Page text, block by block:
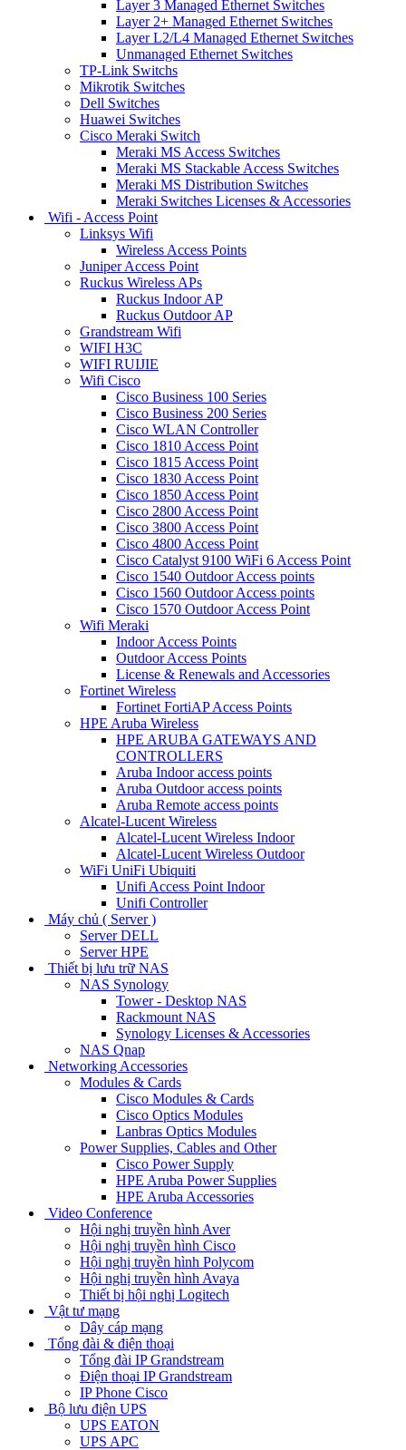
Layer 3 Managed Ethernet Switches
Layer 2+ Managed Ethernet Switches
Layer L2/L4 Managed Ethernet Switches
Unmanaged Ethernet Switches
TP-Link Switchs
Mikrotik Switches
Dell Switches
Huawei Switches
Cisco Meraki Switch
Meraki MS Access Switches
Meraki MS Stackable Access Switches
Meraki MS Distribution Switches
Meraki Switches Licenses & Accessories
Wifi - Access Point
Linksys Wifi
Wireless Access Points
Juniper Access Point
Ruckus Wireless APs
Ruckus Indoor AP
Ruckus Outdoor AP
Grandstream Wifi
WIFI H3C
WIFI RUIJIE
Wifi Cisco
Cisco Business 100 Series
Cisco Business 200 Series
Cisco WLAN Controller
Cisco 1810 Access Point
Cisco 1815 Access Point
Cisco 1830 Access Point
Cisco 1850 Access Point
Cisco 2800 Access Point
Cisco 3800 Access Point
Cisco 4800 Access Point
Cisco Catalyst 9100 WiFi 6 Access Point
Cisco 1540 Outdoor Access points
Cisco 1560 Outdoor Access points
Cisco 1570 Outdoor Access Point
Wifi Meraki
Indoor Access Points
Outdoor Access Points
License & Renewals and Accessories
Fortinet Wireless
Fortinet FortiAP Access Points
HPE Aruba Wireless
HPE ARUBA GATEWAYS AND
CONTROLLERS
Aruba Indoor access points
Aruba Outdoor access points
Aruba Remote access points
Alcatel-Lucent Wireless
Alcatel-Lucent Wireless Indoor
Alcatel-Lucent Wireless Outdoor
WiFi UniFi Ubiquiti
Unifi Access Point Indoor
Unifi Controller
Máy chủ ( Server )
Server DELL
Server HPE
Thiết bị lưu trữ NAS
NAS Synology
Tower - Desktop NAS
Rackmount NAS
Synology Licenses & Accessories
NAS Qnap
Networking Accessories
Modules & Cards
Cisco Modules & Cards
Cisco Optics Modules
Lanbras Optics Modules
Power Supplies, Cables and Other
Cisco Power Supply
HPE Aruba Power Supplies
HPE Aruba Accessories
Video Conference
Hội nghị truyền hình Aver
Hội nghị truyền hình Cisco
Hội nghị truyền hình Polycom
Hội nghị truyền hình Avaya
Thiết bị hội nghị Logitech
Vật tư mạng
Dây cáp mạng
Tổng đài & điện thoại
Tổng đài IP Grandstream
Điện thoại IP Grandstream
IP Phone Cisco
Bộ lưu điện UPS
UPS EATON
UPS APC